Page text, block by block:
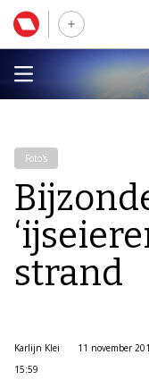
Foto's
strand
Karlijn Klei
11 november
15:59